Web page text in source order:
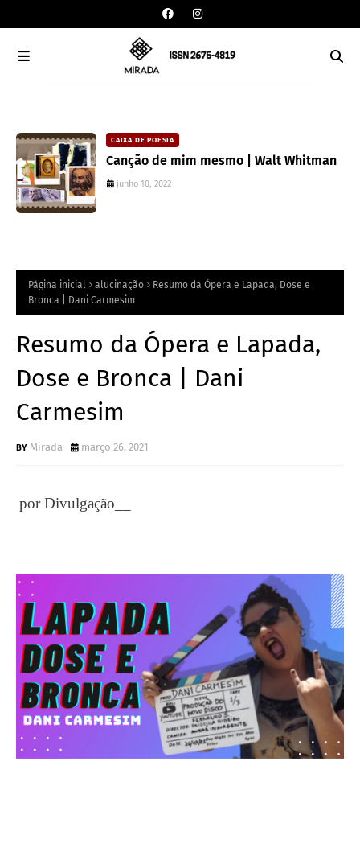
CAIXA DE POESIA
Canção de mim mesmo | Walt Whitman
junho 10, 2022
Página inicial alucinação
Resumo da Ópera e Lapada, Dose e
Bronca | Dani Carmesim
Resumo da Ópera e Lapada,
Dose e Bronca | Dani
Carmesim
Mirada março 26, 2021
por Divulgação__